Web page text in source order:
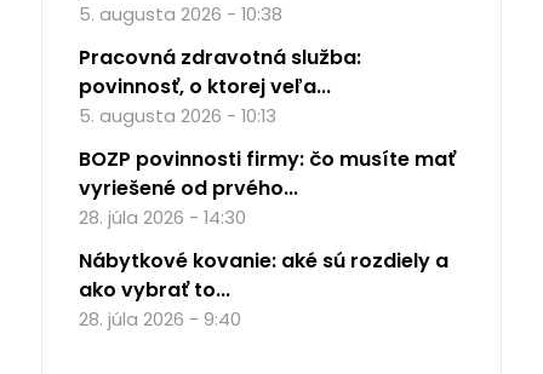
5. augusta 2026 - 10:38
Pracovná zdravotná služba:
povinnosť, o ktorej veľa...
5. augusta 2026 - 10:13
BOZP povinnosti firmy: čo musíte mať
vyriešené od prvého...
28. júla 2026 - 14:30
Nábytkové kovanie: aké sú rozdiely a
ako vybrať to...
28. júla 2026 - 9:40